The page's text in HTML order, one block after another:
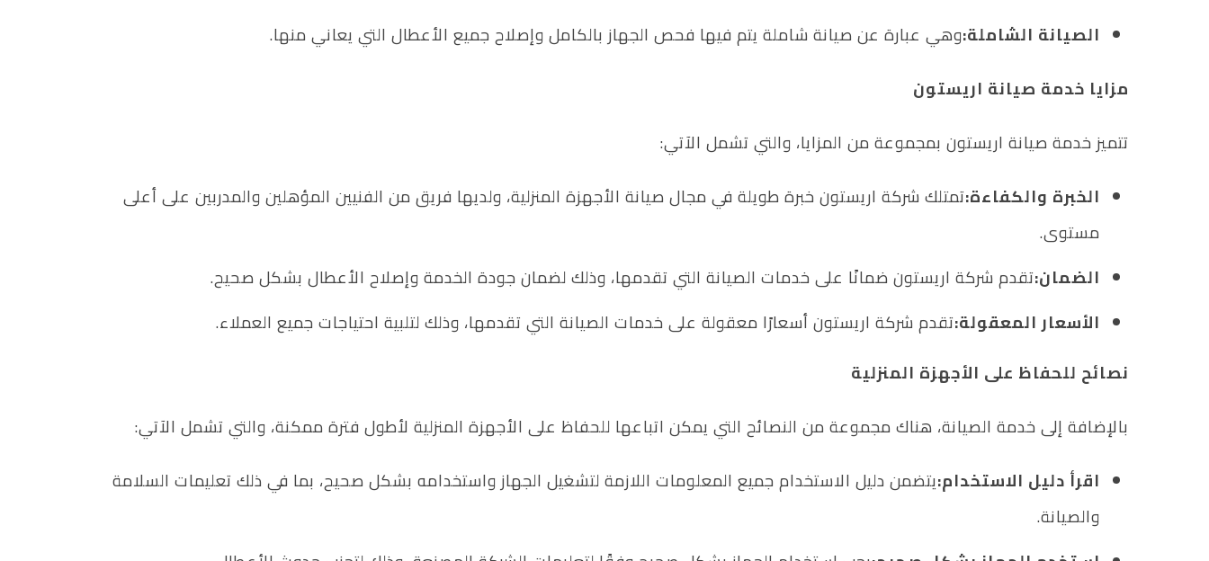
الصيانة الشاملة:وهي عبارة عن صيانة شاملة يتم فيها فحص الجهاز بالكامل وإصلاح جميع الأعطال التي يعاني منها.
مزايا خدمة صيانة اريستون
تتميز خدمة صيانة اريستون بمجموعة من المزايا، والتي تشمل الآتي:
الخبرة والكفاءة:تمتلك شركة اريستون خبرة طويلة في مجال صيانة الأجهزة المنزلية، ولديها فريق من الفنيين المؤهلين والمدربين على أعلى
مستوى.
الضمان:تقدم شركة اريستون ضمانًا على خدمات الصيانة التي تقدمها، وذلك لضمان جودة الخدمة وإصلاح الأعطال بشكل صحيح.
الأسعار المعقولة:تقدم شركة اريستون أسعارًا معقولة على خدمات الصيانة التي تقدمها، وذلك لتلبية احتياجات جميع العملاء.
نصائح للحفاظ على الأجهزة المنزلية
بالإضافة إلى خدمة الصيانة، هناك مجموعة من النصائح التي يمكن اتباعها للحفاظ على الأجهزة المنزلية لأطول فترة ممكنة، والتي تشمل الآتي:
اقرأ دليل الاستخدام:يتضمن دليل الاستخدام جميع المعلومات اللازمة لتشغيل الجهاز واستخدامه بشكل صحيح، بما في ذلك تعليمات السلامة
والصيانة.